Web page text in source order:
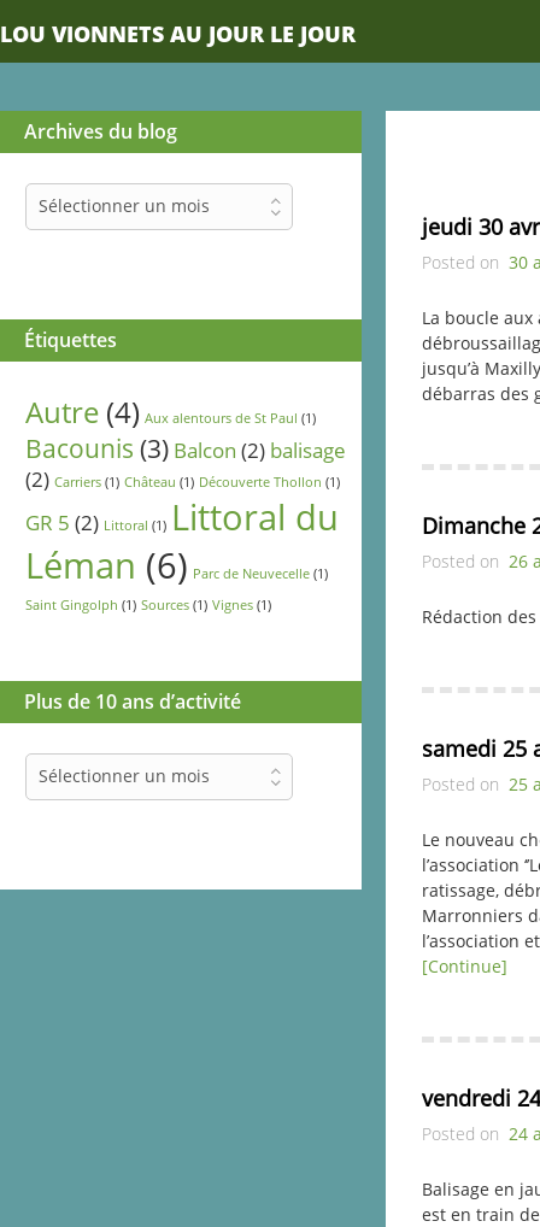
LOU VIONNETS AU JOUR LE JOUR
Archives du blog
Archives
du
Sélectionner un mois
Étiquettes
Autre (4) Aux alentours de St Paul (1)
Bacounis (3) Balcon (2) balisage
(2) Carriers (1) Château (1) Découverte Thollon (1)
GR 5 (2) Littoral (1) Littoral du
Léman (6) Parc de Neuvecelle (1)
Saint Gingolph (1) Sources (1) Vignes (1)
Plus de 10 ans d’activité
Plus
de
Sélectionner un mois
jeudi 30
Posted on 30
La boucle
jusqu’à
débarras des
Dimanche
Posted on 26
Rédaction
samedi 25
Posted on 25
Le nouveau
l’association
ratissage,
Marronniers
l’association
[Continue]
vendredi
Posted on 24
Balisage en
est en train